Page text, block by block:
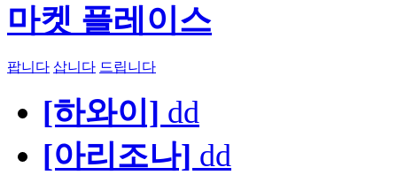
마켓 플레이스
팝니다 삽니다 드립니다
[하와이] dd
[아리조나] dd